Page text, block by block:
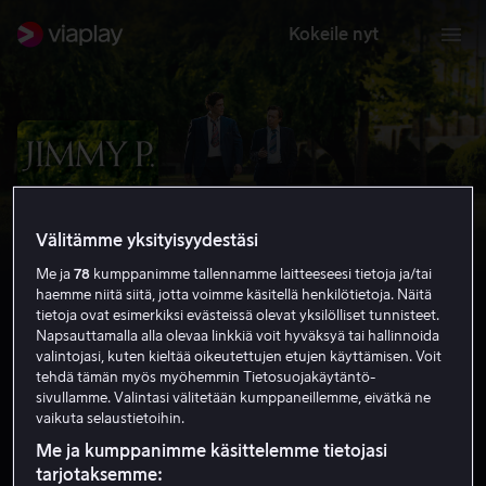
Kokeile nyt
Jimmy P.
6.1 Draama 2013
HD
Välitämme yksityisyydestäsi
Me ja78 kumppanimme tallennamme laitteeseesi tietoja ja/tai
haemme niitä siitä, jotta voimme käsitellä henkilötietoja. Näitä
tietoja ovat esimerkiksi evästeissä olevat yksilölliset tunnisteet.
Napsauttamalla alla olevaa linkkiä voit hyväksyä tai hallinnoida
valintojasi, kuten kieltää oikeutettujen etujen käyttämisen. Voit
tehdä tämän myös myöhemmin Tietosuojakäytäntö-
sivullamme. Valintasi välitetään kumppaneillemme, eivätkä ne
vaikuta selaustietoihin.
Me ja kumppanimme käsittelemme tietojasi
tarjotaksemme: